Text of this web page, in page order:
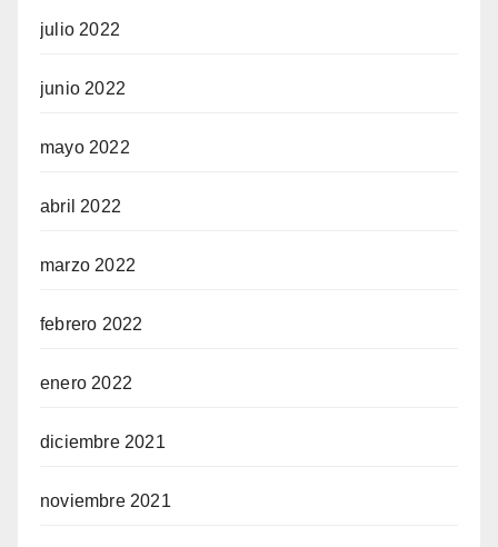
julio 2022
junio 2022
mayo 2022
abril 2022
marzo 2022
febrero 2022
enero 2022
diciembre 2021
noviembre 2021